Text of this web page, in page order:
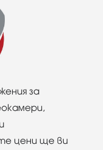
за
цени ще ви